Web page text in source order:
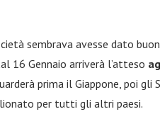
sembrava avesse dato
16 Gennaio arriverà l’atteso
prima il Giappone, poi gli
per tutti gli altri paesi.